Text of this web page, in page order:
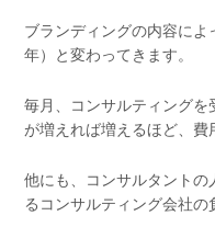
ブランディングの内容に
年）と変わってきます。
毎月、コンサルティング
が増えれば増えるほど、費
他にも、コンサルタント
るコンサルティング会社の